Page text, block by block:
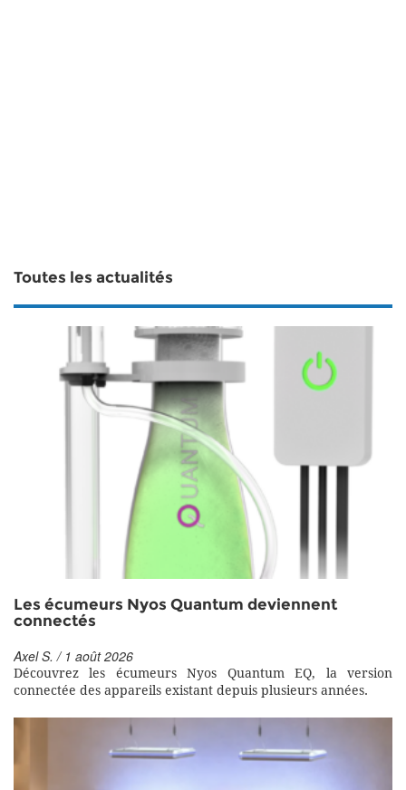
Toutes les actualités
Les écumeurs Nyos Quantum deviennent
connectés
Axel S. / 1 août 2026
Découvrez les écumeurs Nyos Quantum EQ, la version
connectée des appareils existant depuis plusieurs années.